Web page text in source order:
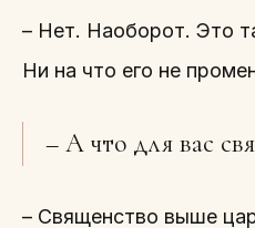
– Нет. Наоборот. Это
Ни на что его не
– А что для вас
– Священство выше